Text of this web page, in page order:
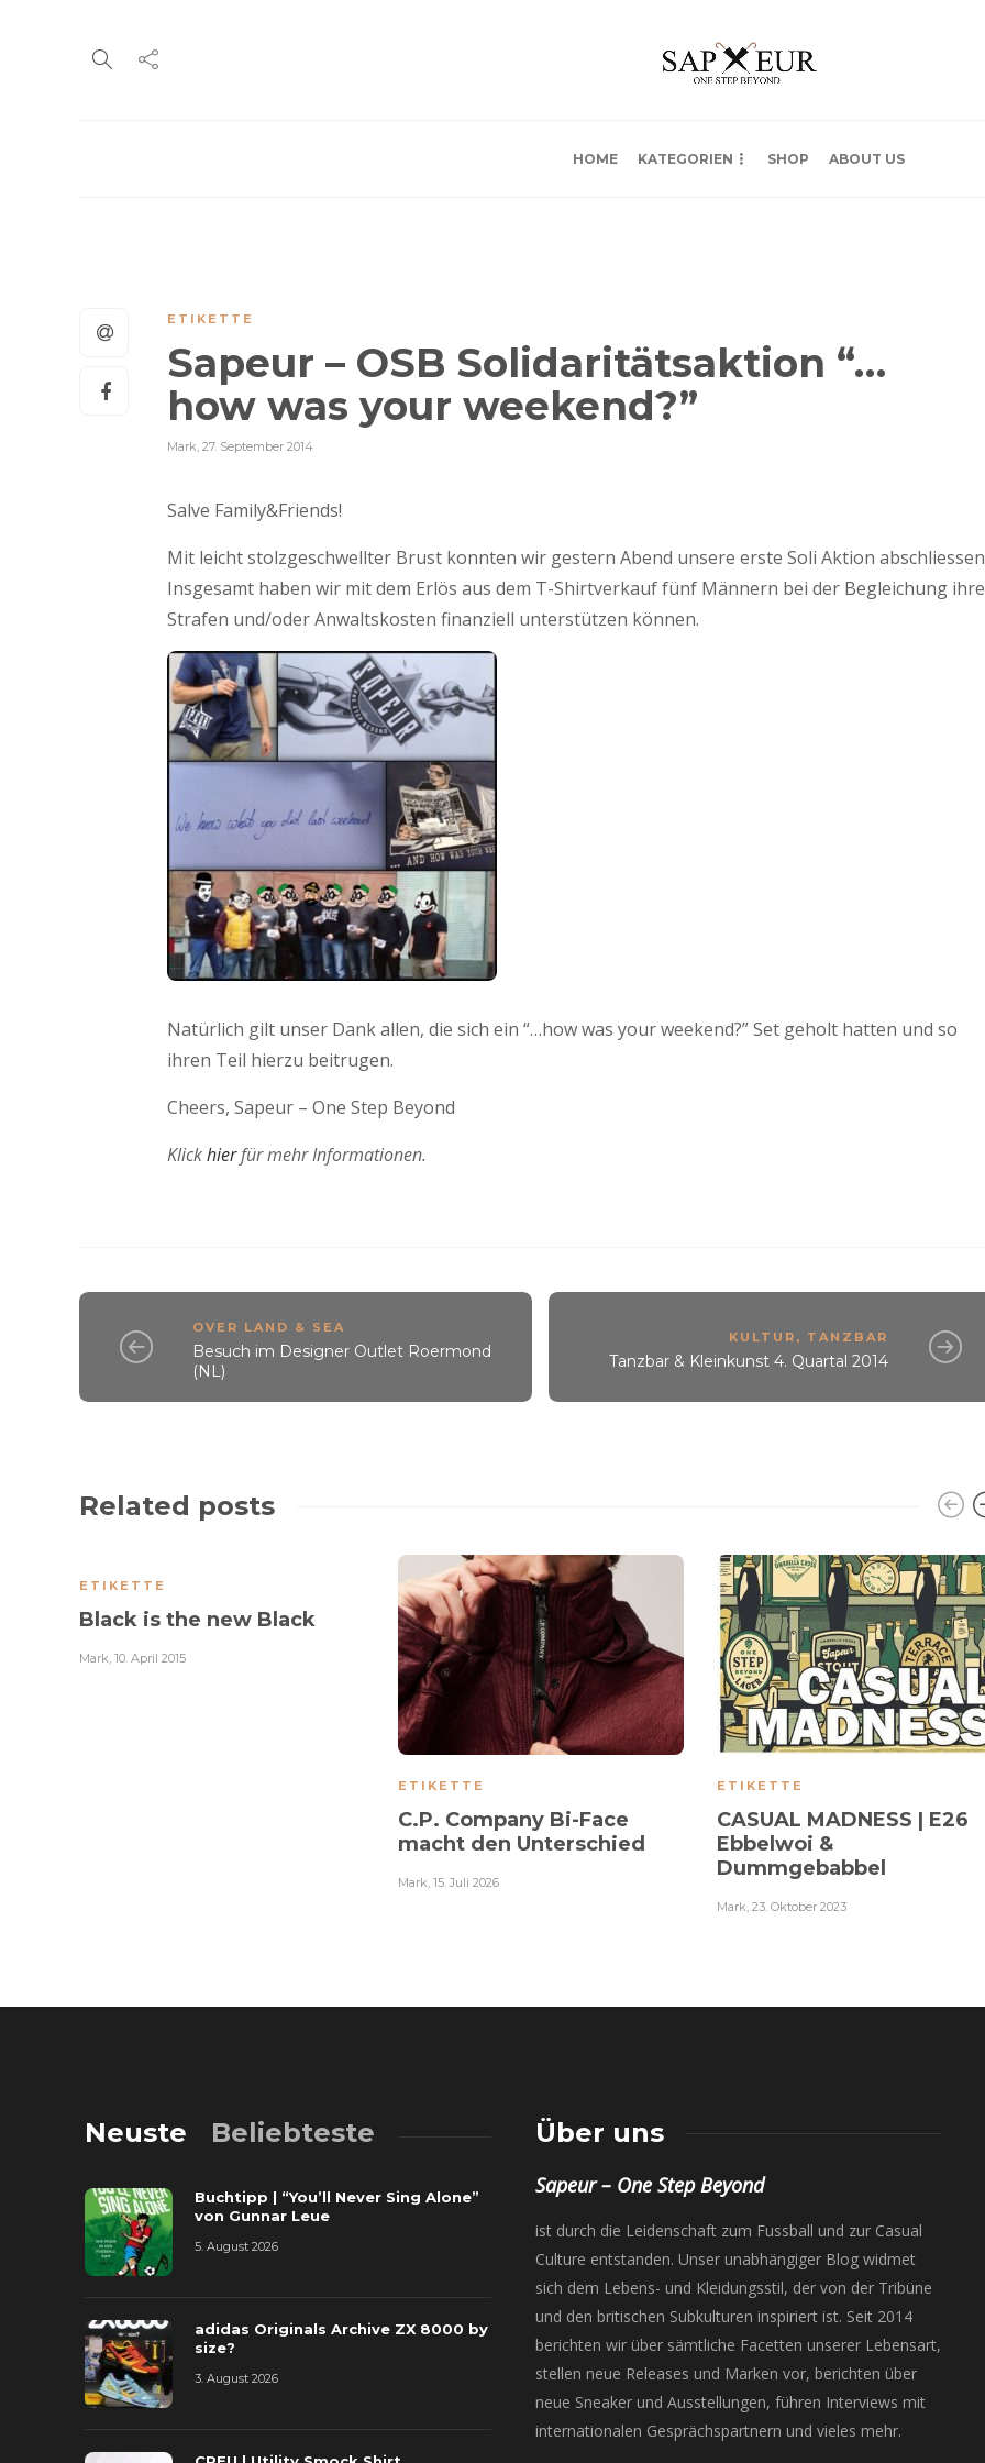
HOME KATEGORIEN SHOP ABOUT US
ETIKETTE
Sapeur – OSB Solidaritätsaktion “…
how was your weekend?”
Mark, 27. September 2014
Salve Family&Friends!
Mit leicht stolzgeschwellter Brust konnten wir gestern Abend unsere erste Soli Aktion
Insgesamt haben wir mit dem Erlös aus dem T-Shirtverkauf fünf Männern bei der Begleichung
Strafen und/oder Anwaltskosten finanziell unterstützen können.
Natürlich gilt unser Dank allen, die sich ein “…how was your weekend?” Set geholt hatten und so
ihren Teil hierzu beitrugen.
Cheers, Sapeur – One Step Beyond
Klickhierfür mehr Informationen.
OVER LAND & SEA
Besuch im Designer Outlet Roermond
(NL)
KULTUR , TANZBAR
Tanzbar & Kleinkunst 4. Quartal 2014
Related posts
ETIKETTE
Black is the new Black
Mark, 10. April 2015
ETIKETTE
C.P. Company Bi-Face
macht den Unterschied
Mark, 15. Juli 2026
ETIKETTE
CASUAL MADNESS | E26
Ebbelwoi &
Dummgebabbel
Mark, 23. Oktober 2023
Neuste Beliebteste
Buchtipp | “You’ll Never Sing Alone”
von Gunnar Leue
5. August 2026
adidas Originals Archive ZX 8000 by
size?
3. August 2026
Über uns
Sapeur – One Step Beyond
ist durch die Leidenschaft zum Fussball und zur Casual
Culture entstanden. Unser unabhängiger Blog widmet
sich dem Lebens- und Kleidungsstil, der von der Tribüne
und den britischen Subkulturen inspiriert ist. Seit 2014
berichten wir über sämtliche Facetten unserer Lebensart,
stellen neue Releases und Marken vor, berichten über
neue Sneaker und Ausstellungen, führen Interviews mit
internationalen Gesprächspartnern und vieles mehr.